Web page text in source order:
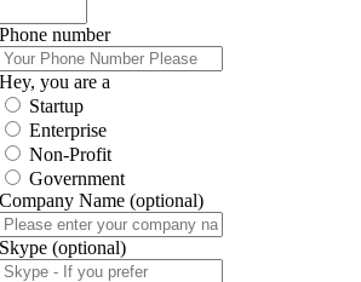
Phone number
Hey, you are a
Startup
Enterprise
Non-Profit
Government
Company Name (optional)
Skype (optional)